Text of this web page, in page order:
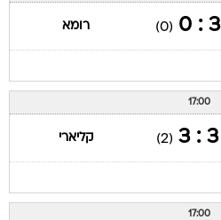
3 : 0
(0) רומא
17:00
3 : 3
(2) קליארי
17:00